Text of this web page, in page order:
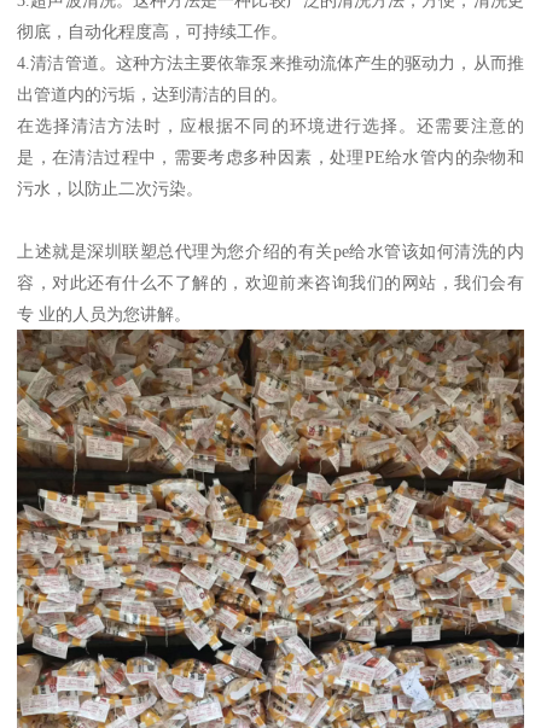
彻底，自动化程度高，可持续工作。
4.清洁管道。这种方法主要依靠泵来推动流体产生的驱动力，从而推
出管道内的污垢，达到清洁的目的。
在选择清洁方法时，应根据不同的环境进行选择。还需要注意的
是，在清洁过程中，需要考虑多种因素，处理PE给水管内的杂物和
污水，以防止二次污染。
上述就是深圳联塑总代理为您介绍的有关pe给水管该如何清洗的内
容，对此还有什么不了解的，欢迎前来咨询我们的网站，我们会有
专 业的人员为您讲解。